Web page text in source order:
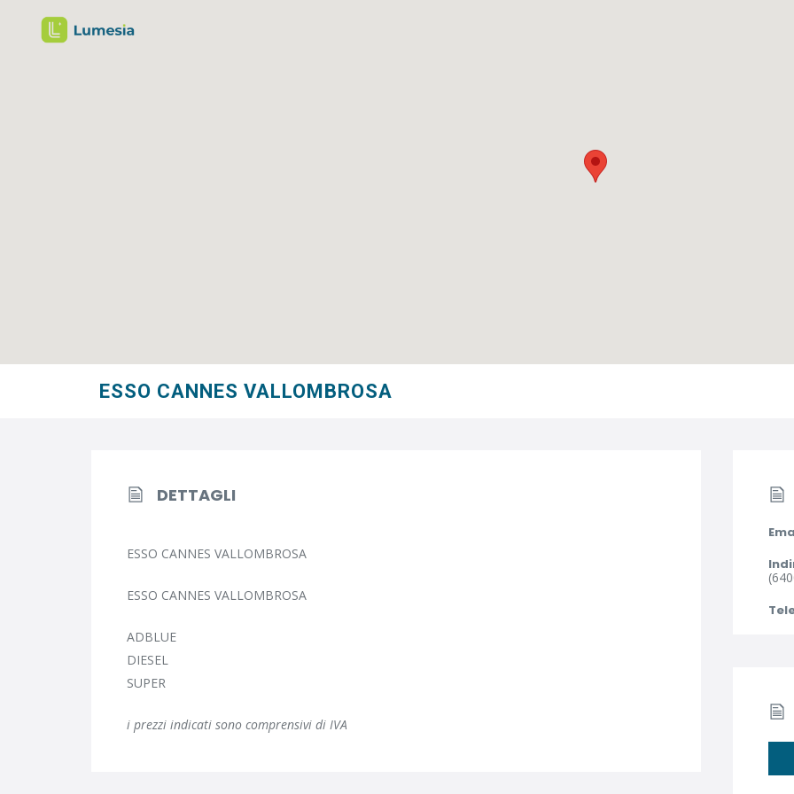
ESSO CANNES VALLOMBROSA
DETTAGLI
ESSO CANNES VALLOMBROSA
ESSO CANNES VALLOMBROSA
ADBLUE
DIESEL
SUPER
i prezzi indicati sono comprensivi di IVA